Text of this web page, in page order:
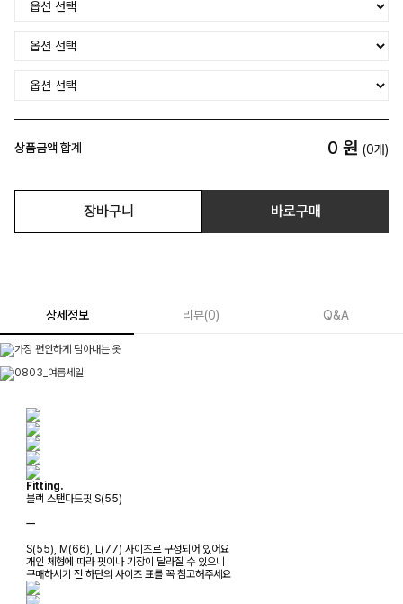
상품금액 합계 0 원 (0개)
장바구니 바로구매
상세정보 리뷰(0) Q&A
Fitting.
블랙 스탠다드핏 S(55)
ㅡ
S(55), M(66), L(77) 사이즈로 구성되어 있어요
개인 체형에 따라 핏이나 기장이 달라질 수 있으니
구매하시기 전 하단의 사이즈 표를 꼭 참고해주세요